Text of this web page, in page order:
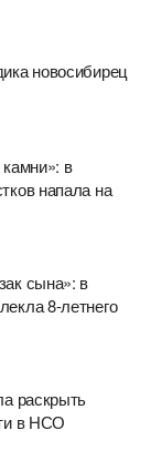
новосибирец
в
напала на
сына»: в
8-летнего
раскрыть
в НСО